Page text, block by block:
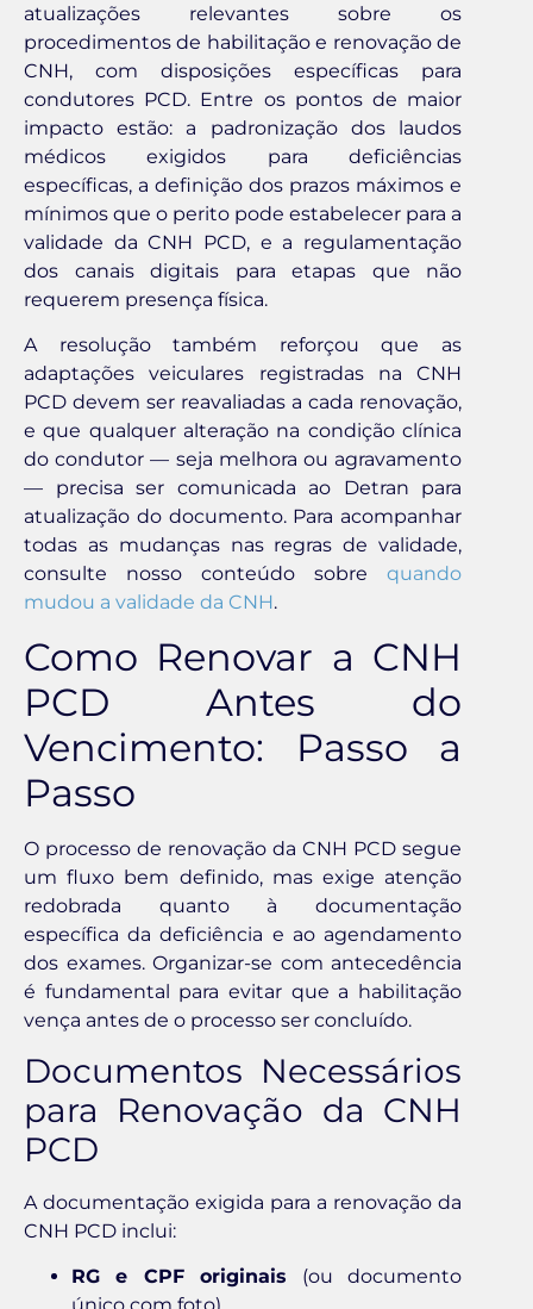
atualizações relevantes sobre os
procedimentos de habilitação e renovação de
CNH, com disposições específicas para
condutores PCD. Entre os pontos de maior
impacto estão: a padronização dos laudos
médicos exigidos para deficiências
específicas, a definição dos prazos máximos e
mínimos que o perito pode estabelecer para a
validade da CNH PCD, e a regulamentação
dos canais digitais para etapas que não
requerem presença física.
A resolução também reforçou que as
adaptações veiculares registradas na CNH
PCD devem ser reavaliadas a cada renovação,
e que qualquer alteração na condição clínica
do condutor — seja melhora ou agravamento
— precisa ser comunicada ao Detran para
atualização do documento. Para acompanhar
todas as mudanças nas regras de validade,
consulte nosso conteúdo sobre quando
mudou a validade da CNH.
Como Renovar a CNH
PCD Antes do
Vencimento: Passo a
Passo
O processo de renovação da CNH PCD segue
um fluxo bem definido, mas exige atenção
redobrada quanto à documentação
específica da deficiência e ao agendamento
dos exames. Organizar-se com antecedência
é fundamental para evitar que a habilitação
vença antes de o processo ser concluído.
Documentos Necessários
para Renovação da CNH
PCD
A documentação exigida para a renovação da
CNH PCD inclui:
RG e CPF originais (ou documento